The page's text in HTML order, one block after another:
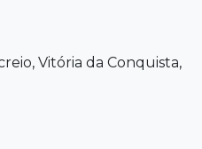
Vitória da Conquista,